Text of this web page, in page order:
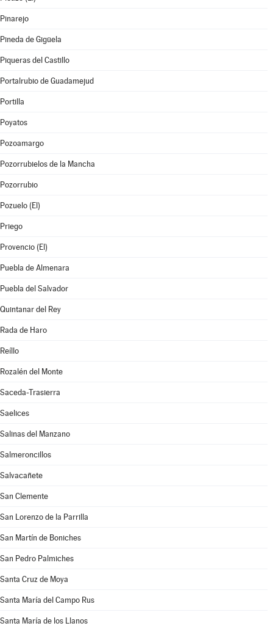
Pinarejo
Pineda de Gigüela
Piqueras del Castillo
Portalrubio de Guadamejud
Portilla
Poyatos
Pozoamargo
Pozorrubielos de la Mancha
Pozorrubio
Pozuelo (El)
Priego
Provencio (El)
Puebla de Almenara
Puebla del Salvador
Quintanar del Rey
Rada de Haro
Reíllo
Rozalén del Monte
Saceda-Trasierra
Saelices
Salinas del Manzano
Salmeroncillos
Salvacañete
San Clemente
San Lorenzo de la Parrilla
San Martín de Boniches
San Pedro Palmiches
Santa Cruz de Moya
Santa María del Campo Rus
Santa María de los Llanos